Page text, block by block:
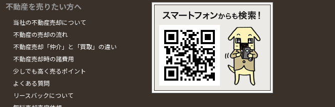
不動産を売りたい方へ
当社の不動産売却について
不動産の売却の流れ
不動産売却「仲介」と「買取」の違い
不動産売却時の諸費用
少しでも高く売るポイント
よくある質問
リースバックについて